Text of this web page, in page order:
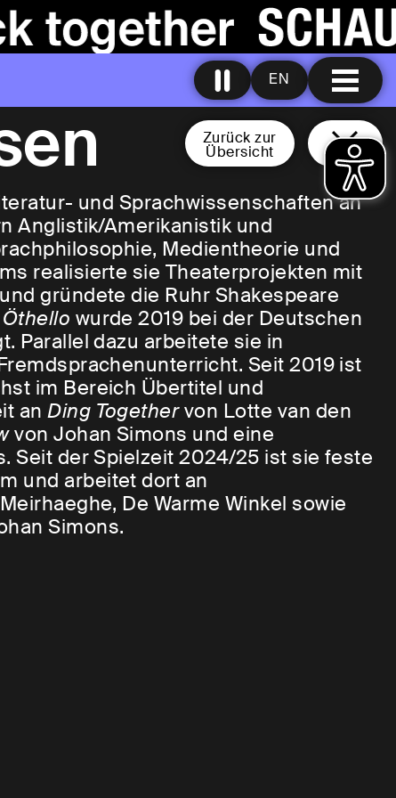
EN
Zurück zur
Übersicht
und Sprachwissenschaften an
Anglistik/Amerikanistik und
Medientheorie und
realisierte sie Theaterprojekten mit
gründete die Ruhr Shakespeare
Öthello wurde 2019 bei der Deutschen
Parallel dazu arbeitete sie in
Seit 2019 ist
im Bereich Übertitel und
anDing Togethervon Lotte van den
von Johan Simons und eine
Seit der Spielzeit 2024/25 ist sie feste
und arbeitet dort an
De Warme Winkel sowie
Simons.